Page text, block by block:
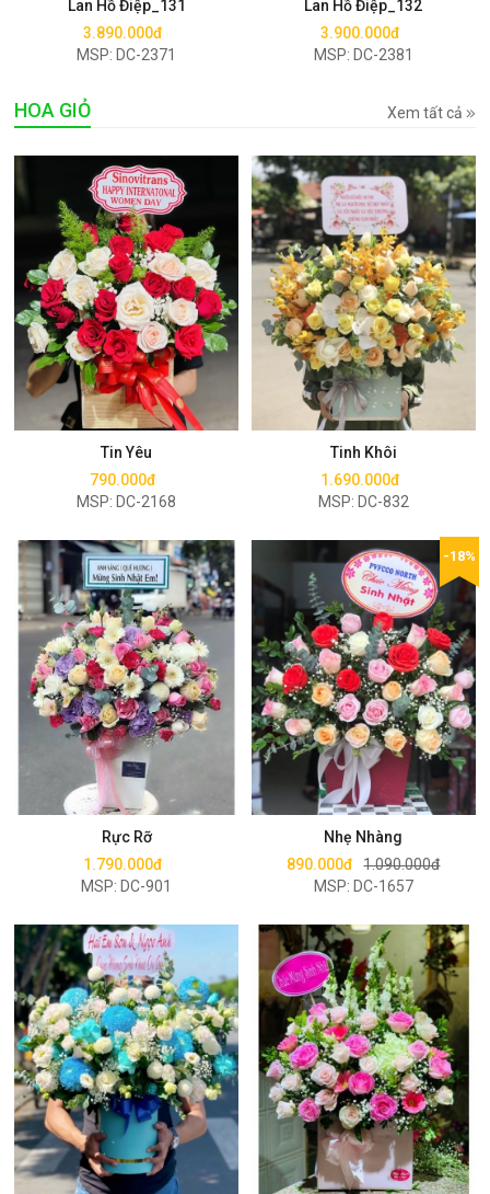
Lan Hồ Điệp_131
3.890.000đ
MSP: DC-2371
Lan Hồ Điệp_132
3.900.000đ
MSP: DC-2381
HOA GIỎ Xem tất cả
Tin Yêu
790.000đ
MSP: DC-2168
Mua ngay
Tinh Khôi
1.690.000đ
MSP: DC-832
Mua ngay
Rực Rỡ
1.790.000đ
MSP: DC-901
Mua ngay
Nhẹ Nhàng
890.000đ 1.090.000đ
MSP: DC-1657
-18%
Mua ngay
Mua ngay Mua ngay